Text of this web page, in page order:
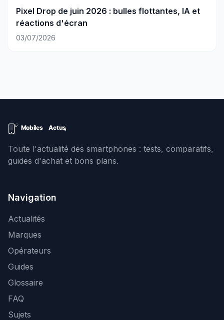
Pixel Drop de juin 2026 : bulles flottantes, IA et
réactions d'écran
03/07/2026
Toute l'actualité des smartphones : tests, comparatifs,
guides d'achat et bons plans.
Navigation
Actualités
Marques
Opérateurs
Guides
Glossaire
FAQ
Sujets